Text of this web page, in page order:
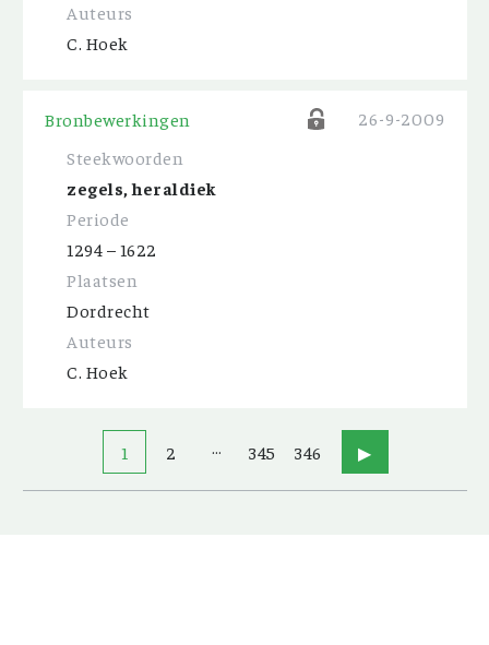
Auteurs
C. Hoek
Bronbewerkingen
26-9-2009
Steekwoorden
zegels, heraldiek
Periode
1294 – 1622
Plaatsen
Dordrecht
Auteurs
C. Hoek
1 2 … 345 346 ▶